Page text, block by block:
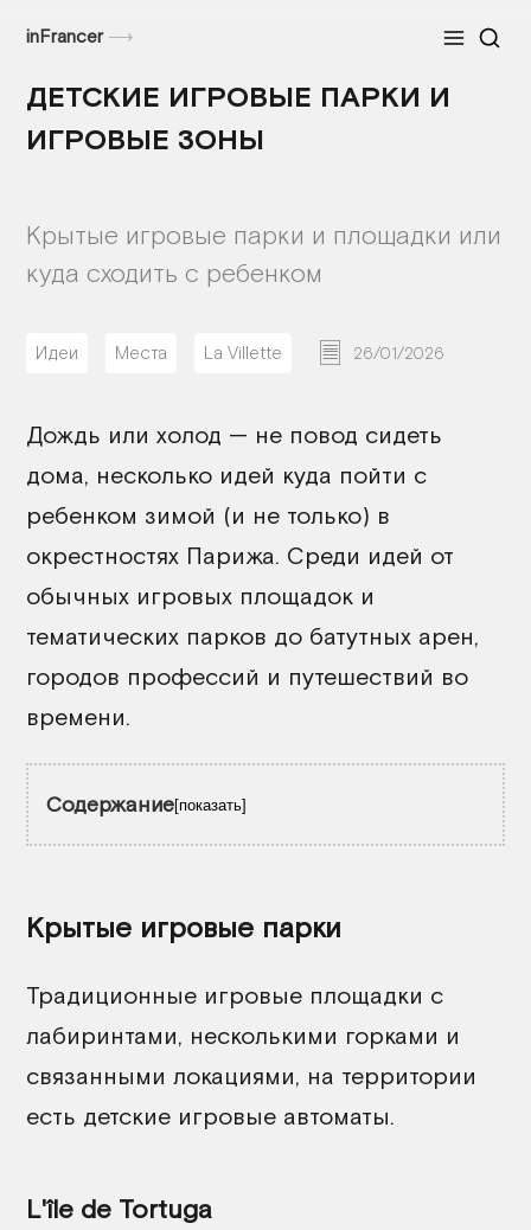
inFrancer⟶ Меню
ДЕТСКИЕ ИГРОВЫЕ ПАРКИ И
ИГРОВЫЕ ЗОНЫ
Крытые игровые парки и площадки или
куда сходить с ребенком
Идеи Места La Villette 26/01/2026
Дождь или холод — не повод сидеть
дома, несколько идей куда пойти с
ребенком зимой (и не только) в
окрестностях Парижа. Среди идей от
обычных игровых площадок и
тематических парков до батутных арен,
городов профессий и путешествий во
времени.
Содержание показать
Royal Kids Montreuil
Filou Planet
Newtown Park
Palomano Story
Крытые игровые парки
Традиционные игровые площадки с
лабиринтами, несколькими горками и
связанными локациями, на территории
есть детские игровые автоматы.
L'île de Tortuga